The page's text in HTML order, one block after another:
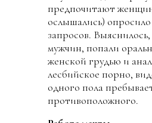
предпочитают
ослышались)
запросов.
мужчин, попали
женской грудью и
лесбийское порно,
одного пола
противоположного.